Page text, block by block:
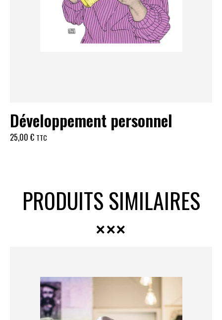
Développement personnel
25,00 € TTC
PRODUITS SIMILAIRES